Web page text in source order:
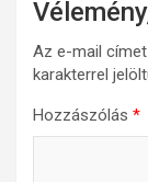
Az e-mail
karakterrel
Hozzászólás *